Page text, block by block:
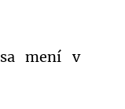
mení v